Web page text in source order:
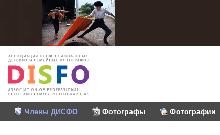
Члены ДИСФО Фотографы Фотографии